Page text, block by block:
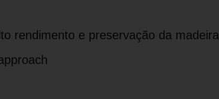
rendimento e preservação da madeira